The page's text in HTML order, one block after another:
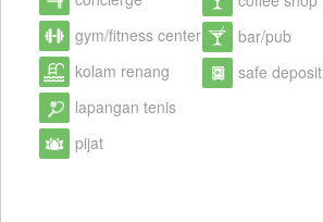
gym/fitness center
kolam renang
lapangan tenis
pijat
bar/pub
safe